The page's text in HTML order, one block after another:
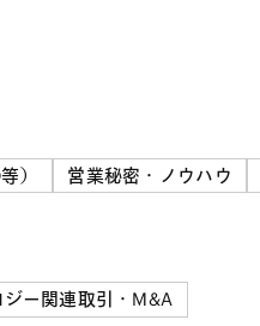
） 営業秘密・ノウハウ
ジー関連取引・M&A